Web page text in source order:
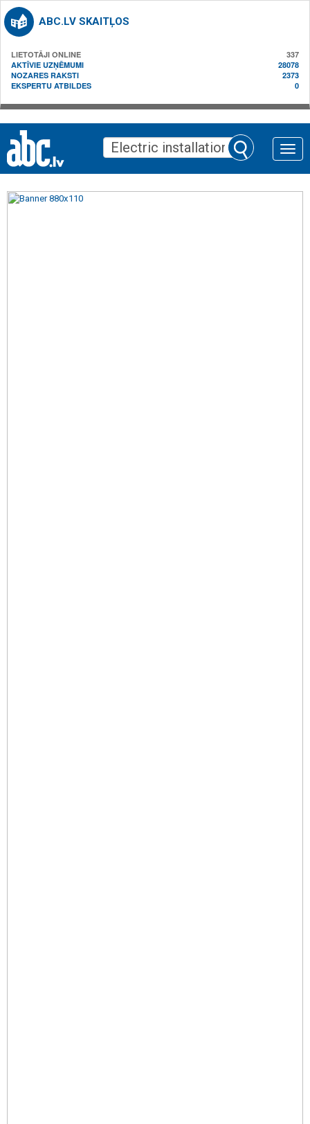
ABC.LV SKAITĻOS
LIETOTĀJI ONLINE
337
AKTĪVIE UZŅĒMUMI
28078
NOZARES RAKSTI
2373
EKSPERTU ATBILDES
0
Toggle